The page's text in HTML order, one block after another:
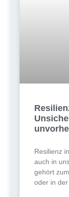
Resilienz
auch in
gehört
oder in